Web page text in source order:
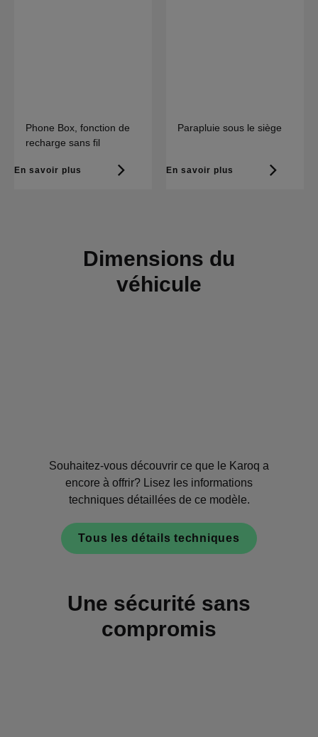
Phone Box, fonction de
recharge sans fil
En savoir plus
Parapluie sous le siège
En savoir plus
Dimensions du
véhicule
Souhaitez-vous découvrir ce que le Karoq a
encore à offrir? Lisez les informations
techniques détaillées de ce modèle.
Tous les détails techniques
Une sécurité sans
compromis